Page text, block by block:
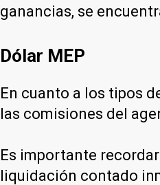
ganancias, se
Dólar MEP
En cuanto a los tipos
las comisiones del
Es importante
liquidación contado